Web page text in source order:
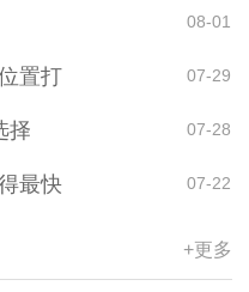
08-01
置打 07-29
择 07-28
最快 07-22
+更多